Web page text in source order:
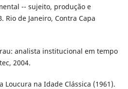
-- sujeito, produção e
Rio de Janeiro, Contra Capa
analista institucional em tempo
2004.
Loucura na Idade Clássica (1961).